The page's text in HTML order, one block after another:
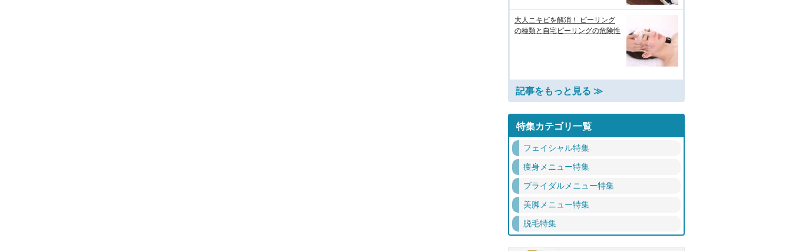
大人ニキビを解消！ ピーリング
の種類と自宅ピーリングの危険性
記事をもっと見る ≫
特集カテゴリ一覧
フェイシャル特集
痩身メニュー特集
ブライダルメニュー特集
美脚メニュー特集
脱毛特集